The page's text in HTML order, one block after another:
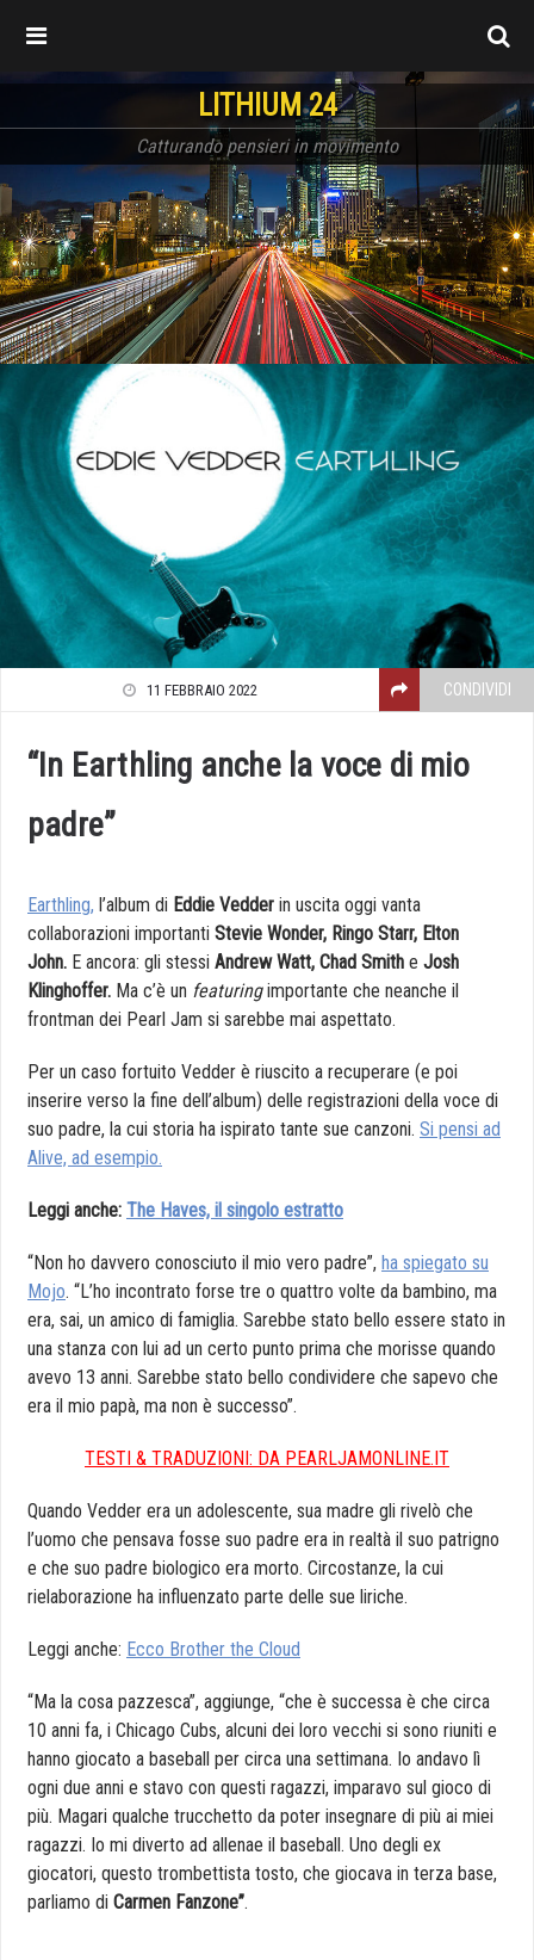
LITHIUM 24
Catturando pensieri in movimento
11 FEBBRAIO 2022 CONDIVIDI
“In Earthling anche la voce di mio
padre”
Earthling, l’album di Eddie Vedder in uscita oggi vanta
collaborazioni importanti Stevie Wonder, Ringo Starr, Elton
John. E ancora: gli stessi Andrew Watt, Chad Smith e Josh
Klinghoffer. Ma c’è un featuringimportante che neanche il
frontman dei Pearl Jam si sarebbe mai aspettato.
Per un caso fortuito Vedder è riuscito a recuperare (e poi
inserire verso la fine dell’album) delle registrazioni della voce di
suo padre, la cui storia ha ispirato tante sue canzoni. Si pensi ad
Alive, ad esempio.
Leggi anche: The Haves, il singolo estratto
“Non ho davvero conosciuto il mio vero padre”, ha spiegato su
Mojo. “L’ho incontrato forse tre o quattro volte da bambino, ma
era, sai, un amico di famiglia. Sarebbe stato bello essere stato in
una stanza con lui ad un certo punto prima che morisse quando
avevo 13 anni. Sarebbe stato bello condividere che sapevo che
era il mio papà, ma non è successo”.
TESTI & TRADUZIONI: DA PEARLJAMONLINE.IT
Quando Vedder era un adolescente, sua madre gli rivelò che
l’uomo che pensava fosse suo padre era in realtà il suo patrigno
e che suo padre biologico era morto. Circostanze, la cui
rielaborazione ha influenzato parte delle sue liriche.
Leggi anche: Ecco Brother the Cloud
“Ma la cosa pazzesca”, aggiunge, “che è successa è che circa
10 anni fa, i Chicago Cubs, alcuni dei loro vecchi si sono riuniti e
hanno giocato a baseball per circa una settimana. Io andavo lì
ogni due anni e stavo con questi ragazzi, imparavo sul gioco di
più. Magari qualche trucchetto da poter insegnare di più ai miei
ragazzi. Io mi diverto ad allenae il baseball. Uno degli ex
giocatori, questo trombettista tosto, che giocava in terza base,
parliamo di Carmen Fanzone”.